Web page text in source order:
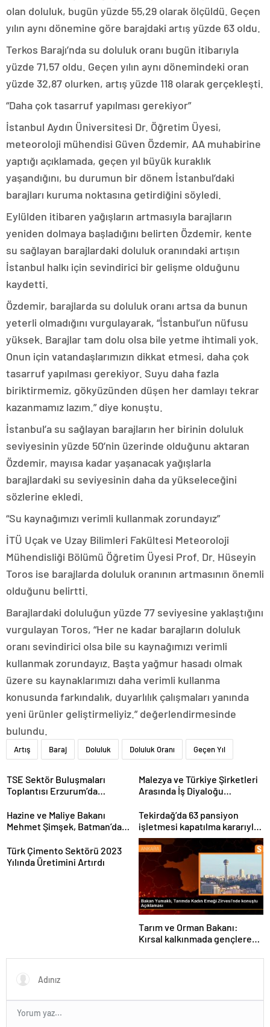
olan doluluk, bugün yüzde 55,29 olarak ölçüldü. Geçen
yılın aynı dönemine göre barajdaki artış yüzde 63 oldu.
Terkos Barajı’nda su doluluk oranı bugün itibarıyla
yüzde 71,57 oldu. Geçen yılın aynı dönemindeki oran
yüzde 32,87 olurken, artış yüzde 118 olarak gerçekleşti.
“Daha çok tasarruf yapılması gerekiyor”
İstanbul Aydın Üniversitesi Dr. Öğretim Üyesi,
meteoroloji mühendisi Güven Özdemir, AA muhabirine
yaptığı açıklamada, geçen yıl büyük kuraklık
yaşandığını, bu durumun bir dönem İstanbul’daki
barajları kuruma noktasına getirdiğini söyledi.
Eylülden itibaren yağışların artmasıyla barajların
yeniden dolmaya başladığını belirten Özdemir, kente
su sağlayan barajlardaki doluluk oranındaki artışın
İstanbul halkı için sevindirici bir gelişme olduğunu
kaydetti.
Özdemir, barajlarda su doluluk oranı artsa da bunun
yeterli olmadığını vurgulayarak, “İstanbul’un nüfusu
yüksek. Barajlar tam dolu olsa bile yetme ihtimali yok.
Onun için vatandaşlarımızın dikkat etmesi, daha çok
tasarruf yapılması gerekiyor. Suyu daha fazla
biriktirmemiz, gökyüzünden düşen her damlayı tekrar
kazanmamız lazım.” diye konuştu.
İstanbul’a su sağlayan barajların her birinin doluluk
seviyesinin yüzde 50’nin üzerinde olduğunu aktaran
Özdemir, mayısa kadar yaşanacak yağışlarla
barajlardaki su seviyesinin daha da yükseleceğini
sözlerine ekledi.
“Su kaynağımızı verimli kullanmak zorundayız”
İTÜ Uçak ve Uzay Bilimleri Fakültesi Meteoroloji
Mühendisliği Bölümü Öğretim Üyesi Prof. Dr. Hüseyin
Toros ise barajlarda doluluk oranının artmasının önemli
olduğunu belirtti.
Barajlardaki doluluğun yüzde 77 seviyesine yaklaştığını
vurgulayan Toros, “Her ne kadar barajların doluluk
oranı sevindirici olsa bile su kaynağımızı verimli
kullanmak zorundayız. Başta yağmur hasadı olmak
üzere su kaynaklarımızı daha verimli kullanma
konusunda farkındalık, duyarlılık çalışmaları yanında
yeni ürünler geliştirmeliyiz.” değerlendirmesinde
bulundu.
Artış Baraj Doluluk Doluluk Oranı Geçen Yıl
TSE Sektör Buluşmaları
Toplantısı Erzurum’da
Malezya ve Türkiye Şirketleri
Arasında İş Diyaloğu
Hazine ve Maliye Bakanı
Mehmet Şimşek, Batman’da
yapacak bir fabrikanın
açılışını gerçekleştirdi
Tekirdağ’da 63 pansiyon
işletmesi kapatılma kararıyla
karşı karşıya
Türk Çimento Sektörü 2023
Yılında Üretimini Artırdı
Tarım ve Orman Bakanı:
Kırsal kalkınmada gençlere
yapıyoruz